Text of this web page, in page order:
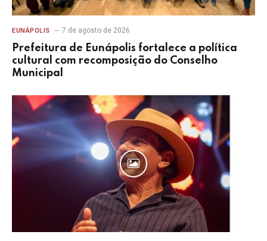
EUNÁPOLIS 7 de agosto de 2026
Prefeitura de Eunápolis fortalece a política
cultural com recomposição do Conselho
Municipal